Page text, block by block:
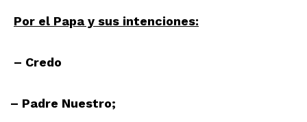
Por el Papa y sus intenciones:
– Credo
– Padre Nuestro;